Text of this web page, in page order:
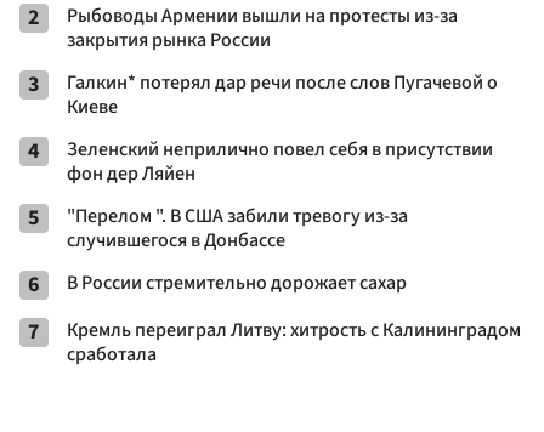
2
Рыбоводы Армении вышли на протесты из-за
закрытия рынка России
3
Галкин* потерял дар речи после слов Пугачевой о
Киеве
4
Зеленский неприлично повел cебя в присутствии
фон дер Ляйен
5
"Перелом ". В США забили тревогу из-за
случившегося в Донбассе
6 В России стремительно дорожает сахар
7
Кремль переиграл Литву: хитрость с Калининградом
сработала